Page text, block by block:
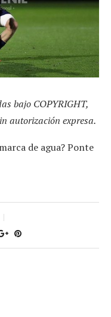
bajo COPYRIGHT,
autorización expresa.
de agua? Ponte